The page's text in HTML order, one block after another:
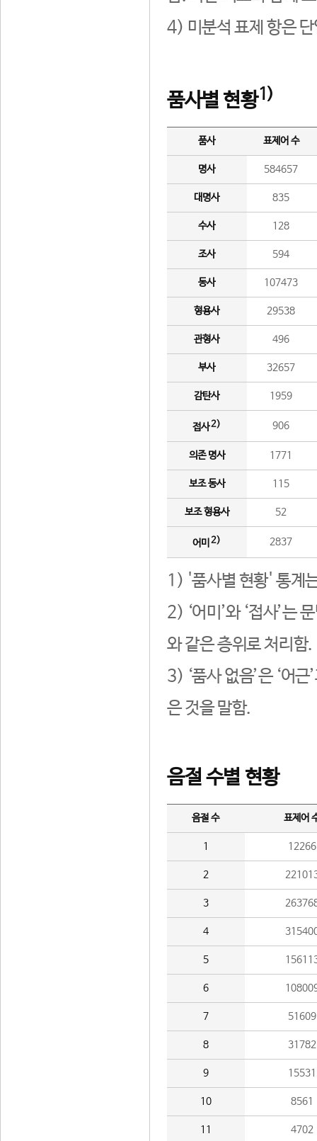
4) 미분석 표제 항은
품사별 현황1)
품사 표제어 수
명사 584657
대명사 835
수사 128
조사 594
동사 107473
형용사 29538
관형사 496
부사 32657
감탄사 1959
접사2) 906
의존 명사 1771
보조 동사 115
보조 형용사 52
어미 2) 2837
1) '품사별 현황' 통계
2) ‘어미’와 ‘접사’는
와 같은 층위로 처리함.
3) ‘품사 없음’은 ‘어
은 것을 말함.
음절 수별 현황
음절 수 표제어
1 12266
2
3
4
5
6
7 51609
8 31782
9 15531
10 8561
11 4702